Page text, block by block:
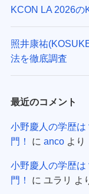
KCON LA 2026の
照井康祐
法を徹底調査
最近のコメント
小野慶人の学歴
門！
に ancoより
小野慶人の学歴
門！
に ユラリ よ